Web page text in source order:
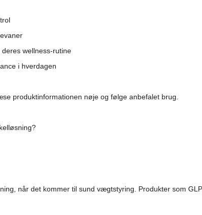
wellness-rutine
i hverdagen
produktinformationen nøje og følge anbefalet brug.
når det kommer til sund vægtstyring. Produkter som